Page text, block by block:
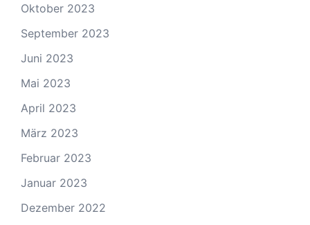
Oktober 2023
September 2023
Juni 2023
Mai 2023
April 2023
März 2023
Februar 2023
Januar 2023
Dezember 2022